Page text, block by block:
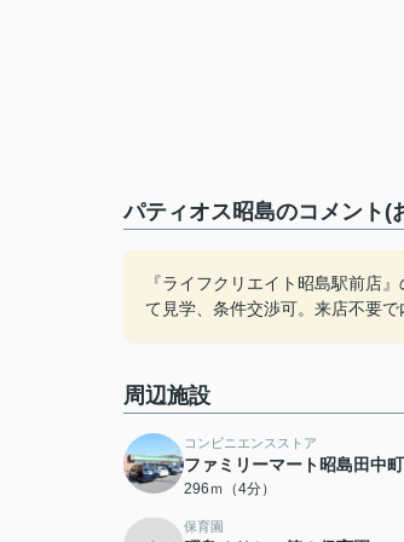
パティオス昭島のコメント(
『ライフクリエイト昭島駅前店
て見学、条件交渉可。来店不要
周辺施設
コンビニエンスストア
ファミリーマート昭島田中
296ｍ（4分）
保育園